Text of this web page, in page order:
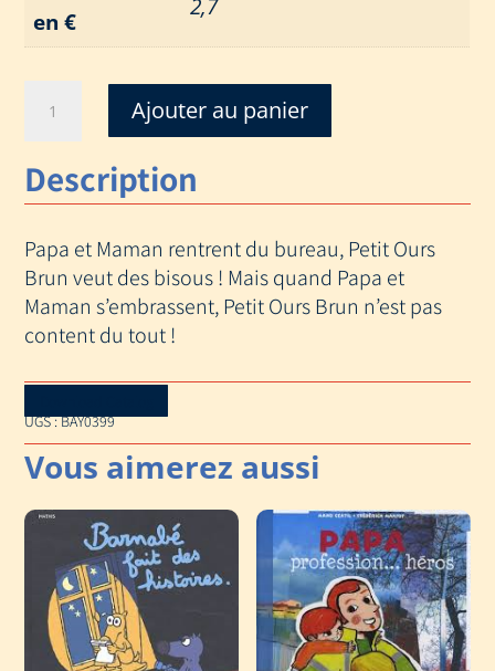
en €
2,7
PETIT
OURS
BRUN
UN
CALIN
Ajouter au panier
Description
Papa et Maman rentrent du bureau, Petit Ours
Brun veut des bisous ! Mais quand Papa et
Maman s’embrassent, Petit Ours Brun n’est pas
content du tout !
UGS :BAY0399